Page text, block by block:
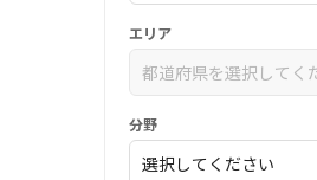
エリア
分野